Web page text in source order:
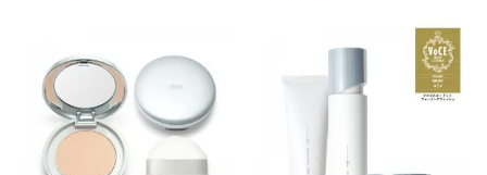
アミノ酸（ポリグルタミン酸）配合
＝乾燥を防ぎ、うるおいに満ちた肌
へ導く保湿成分、植物由来アミノ酸
（エルゴチオネイン）配合＝肌を整
物由来アミノ酸（エクトイン）配合
望の敏感肌用保湿スキンケアライン
「オルビス アクアニスト」。乾燥
敏感スランプの原因にアプローチす
る持続型トリプルアミノ酸(*4)を配
合。もともと体内にあるアミノ酸は
異物として排出されにくく、肌にと
のうるおい研究により完成した、待
望の敏感肌用保湿スキンケアライン
「オルビス アクアニスト」。乾燥
敏感スランプの原因にアプローチす
合。もともと体内にあるアミノ酸は
異物として排出されにくく、肌にと